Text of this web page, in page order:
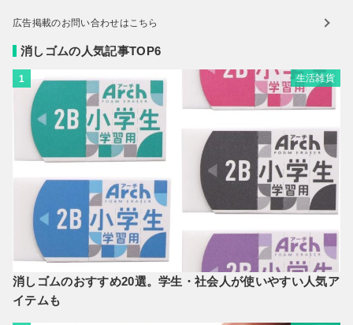
広告掲載のお問い合わせはこちら
消しゴムの人気記事TOP6
1 生活雑貨
消しゴムのおすすめ20選。学生・社会人が使いやすい人気ア
イテムも